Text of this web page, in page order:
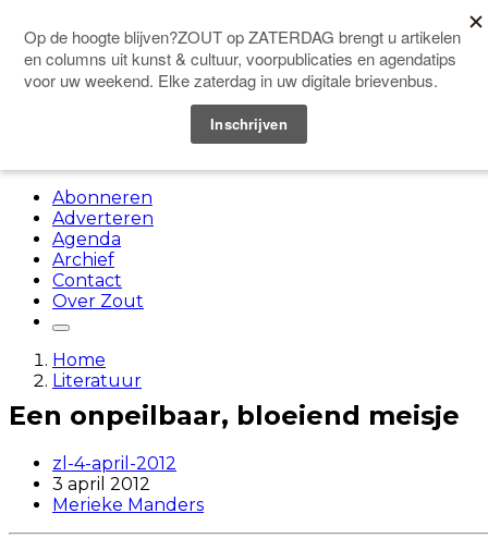
Doneer
Abonneren
Adverteren
Agenda
Archief
Contact
Over Zout
Home
Literatuur
Een onpeilbaar, bloeiend meisje
zl-4-april-2012
3 april 2012
Merieke Manders